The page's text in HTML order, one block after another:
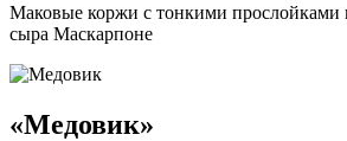
Маковые коржи с тонкими прослойками
сыра Маскарпоне
«Медовик»